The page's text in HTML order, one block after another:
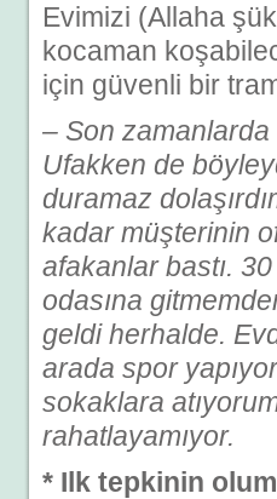
Evimizi (Allaha
kocaman
için güvenli bir
– Son
Ufakken de
duramaz
kadar müşterinin
afakanlar bastı.
odasına
geldi herhalde.
arada spor
sokaklara
rahatlayamıyor.
* Ilk tepkinin